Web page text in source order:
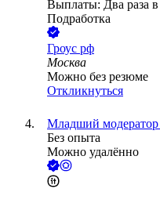
Выплаты: Два раза в
Подработка
Гроус рф
Москва
Можно без резюме
Откликнуться
Младший модератор
Без опыта
Можно удалённо